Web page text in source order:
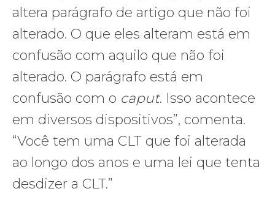
altera parágrafo de artigo que não foi
alterado. O que eles alteram está em
confusão com aquilo que não foi
alterado. O parágrafo está em
confusão com o caput. Isso acontece
em diversos dispositivos”, comenta.
“Você tem uma CLT que foi alterada
ao longo dos anos e uma lei que tenta
desdizer a CLT.”